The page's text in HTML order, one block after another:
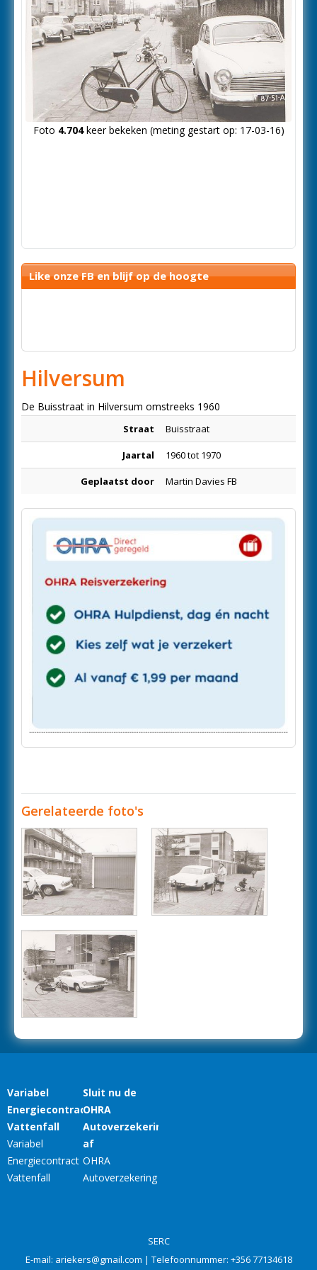
Foto 4.704keer bekeken (meting gestart op: 17-03-16)
Like onze FB en blijf op de hoogte
Hilversum
De Buisstraat in Hilversum omstreeks 1960
Straat Buisstraat
Jaartal 1960 tot 1970
Geplaatst door Martin Davies FB
Gerelateerde foto's
SERC
E-mail: ariekers@gmail.com | Telefoonnummer: +356 77134618